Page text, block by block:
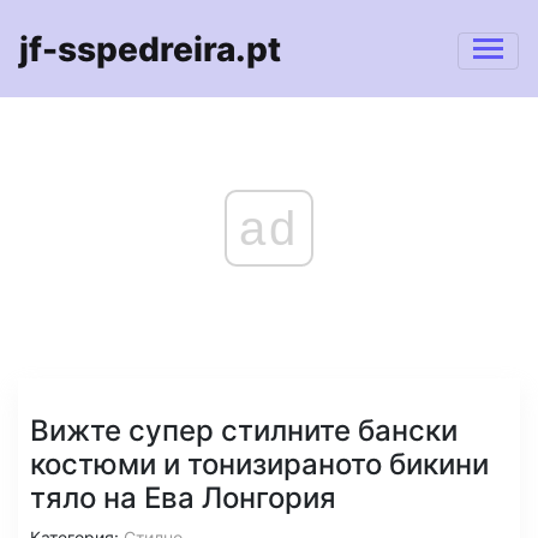
jf-sspedreira.pt
ad
Вижте супер стилните бански
костюми и тонизираното бикини
тяло на Ева Лонгория